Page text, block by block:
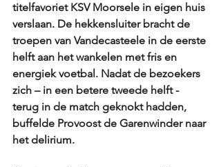
titelfavoriet KSV Moorsele in eigen huis
verslaan. De hekkensluiter bracht de
troepen van Vandecasteele in de eerste
helft aan het wankelen met fris en
energiek voetbal. Nadat de bezoekers
zich – in een betere tweede helft -
terug in de match geknokt hadden,
buffelde Provoost de Garenwinder naar
het delirium.